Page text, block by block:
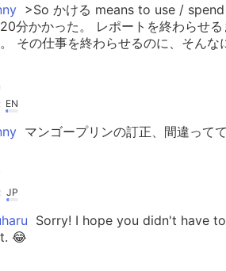
>So かける means to use /
分かかった。 レポートを終わらせ
その仕事を終わらせるのに、そん
EN
マンゴープリンの訂正、間違って
JP
Sorry! I hope you didn't have
😂